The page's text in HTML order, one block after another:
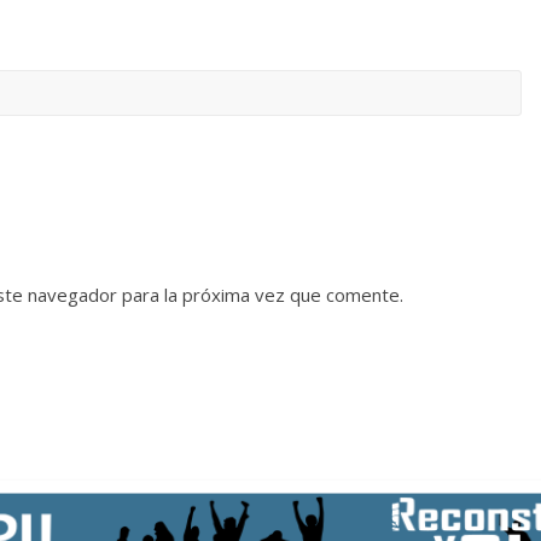
navegador para la próxima vez que comente.